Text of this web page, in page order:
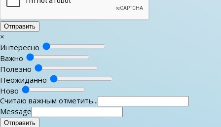
Отправить
×
Интересно
Важно
Полезно
Неожиданно
Ново
Считаю важным отметить...
Message
Отправить